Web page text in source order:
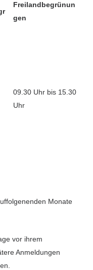
Freilandbegrünun
gen
09.30 Uhr bis 15.30
Uhr
Monate
vor ihrem
Anmeldungen